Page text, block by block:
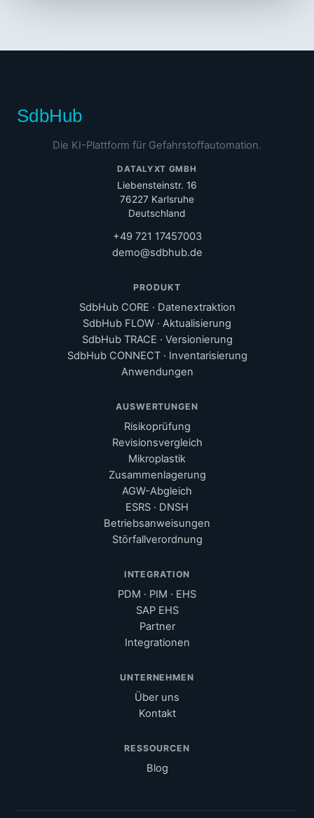
SdbHub
Die KI-Plattform für Gefahrstoffautomation.
DATALYXT GMBH
Liebensteinstr. 16
76227 Karlsruhe
Deutschland
+49 721 17457003
demo@sdbhub.de
PRODUKT
SdbHub CORE · Datenextraktion
SdbHub FLOW · Aktualisierung
SdbHub TRACE · Versionierung
SdbHub CONNECT · Inventarisierung
Anwendungen
AUSWERTUNGEN
Risikoprüfung
Revisionsvergleich
Mikroplastik
Zusammenlagerung
AGW-Abgleich
ESRS · DNSH
Betriebsanweisungen
Störfallverordnung
INTEGRATION
PDM · PIM · EHS
SAP EHS
Partner
Integrationen
UNTERNEHMEN
Über uns
Kontakt
RESSOURCEN
Blog